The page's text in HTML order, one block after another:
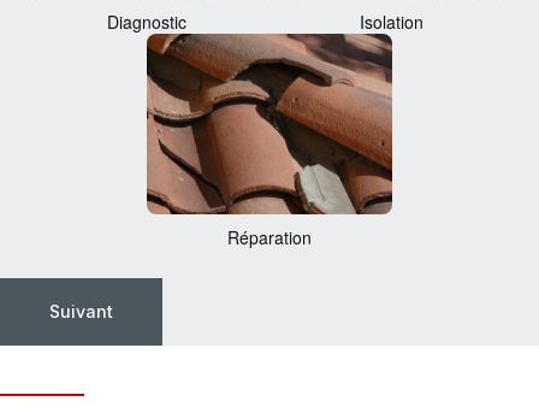
Diagnostic Isolation
Réparation